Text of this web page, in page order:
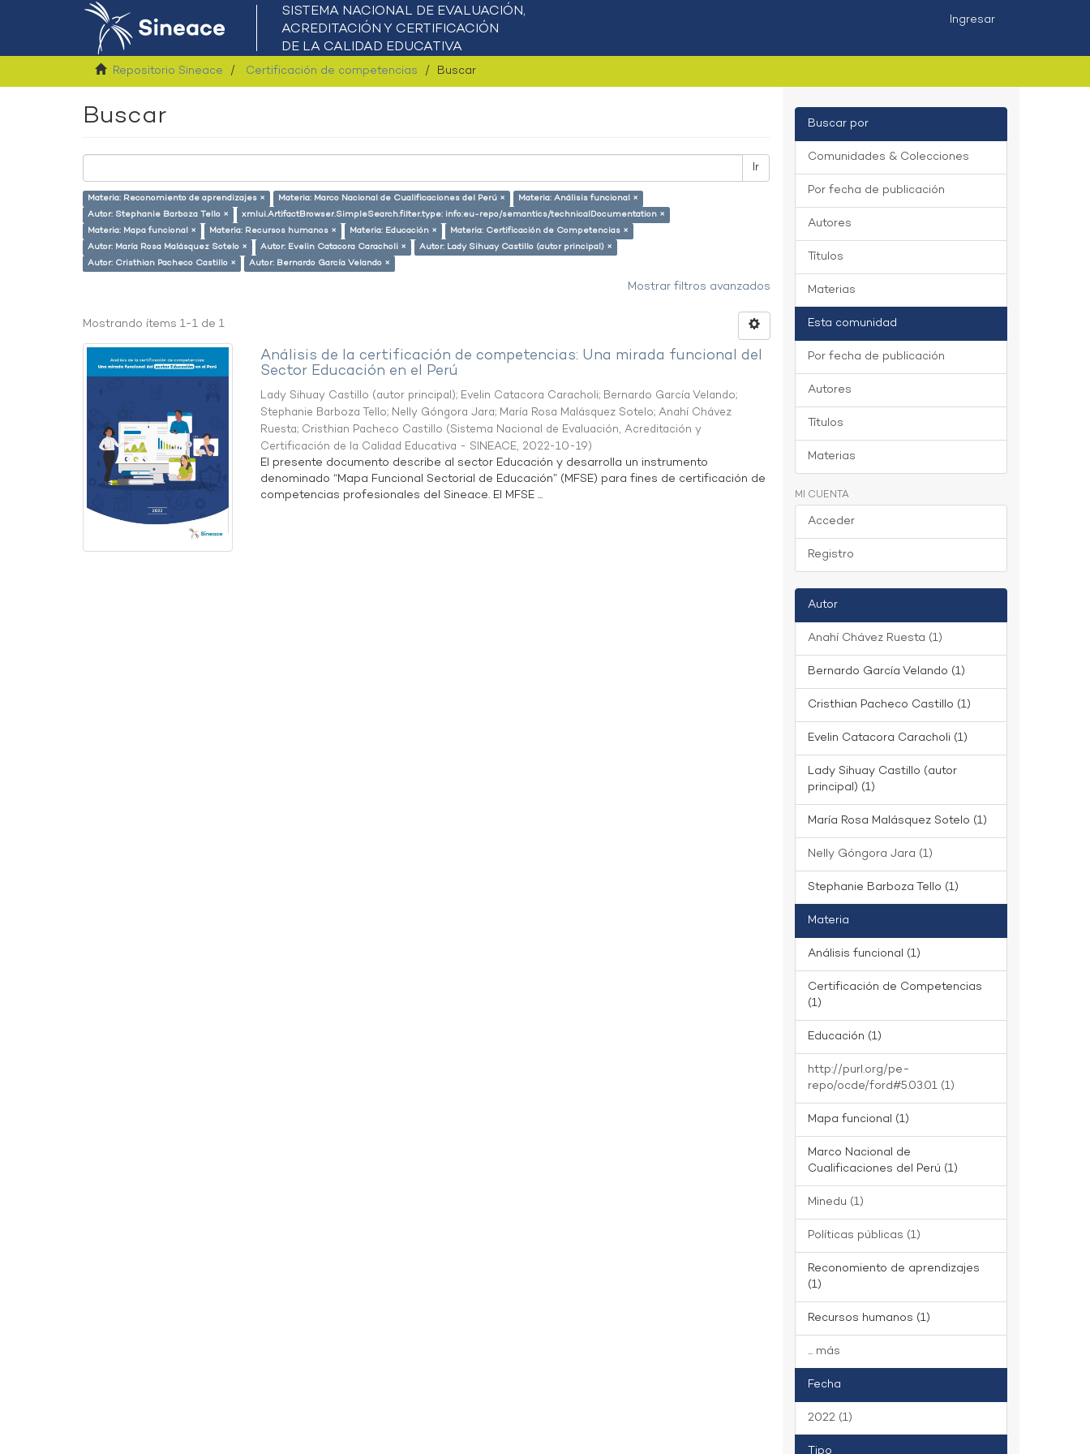
Ingresar
Repositorio Sineace Certificación de competencias Buscar
Buscar
Ir
Materia: Reconomiento de aprendizajes × Materia: Marco Nacional de Cualificaciones del Perú ×
Materia: Análisis funcional ×
Autor: Stephanie Barboza Tello ×
xmlui.ArtifactBrowser.SimpleSearch.filter.type: info:eu-repo/semantics/technicalDocumentation ×
Materia: Mapa funcional ×
Materia: Recursos humanos × Materia: Educación ×
Materia: Certificación de Competencias ×
Autor: María Rosa Malásquez Sotelo ×
Autor: Evelin Catacora Caracholi ×
Autor: Lady Sihuay Castillo (autor principal) ×
Autor: Cristhian Pacheco Castillo ×
Autor: Bernardo García Velando ×
Mostrar filtros avanzados
Mostrando ítems 1-1 de 1
Análisis de la certificación de competencias: Una mirada funcional del
Sector Educación en el Perú
Lady Sihuay Castillo (autor principal); Evelin Catacora Caracholi; Bernardo García Velando;
Stephanie Barboza Tello; Nelly Góngora Jara; María Rosa Malásquez Sotelo;Anahí Chávez
Ruesta; Cristhian Pacheco Castillo (Sistema Nacional de Evaluación, Acreditación y
Certificación de la Calidad Educativa - SINEACE, 2022-10-19)
El presente documento describe al sector Educación y desarrolla un instrumento
denominado “Mapa Funcional Sectorial de Educación” (MFSE) para fines de certificación de
competencias profesionales del Sineace. El MFSE ...
Buscar por
Comunidades & Colecciones
Por fecha de publicación
Autores
Títulos
Materias
Esta comunidad
Por fecha de publicación
Autores
Títulos
Materias
MI CUENTA
Acceder
Registro
Autor
Anahí Chávez Ruesta (1)
Bernardo García Velando (1)
Cristhian Pacheco Castillo (1)
Evelin Catacora Caracholi (1)
Lady Sihuay Castillo (autor
principal) (1)
María Rosa Malásquez Sotelo (1)
Nelly Góngora Jara (1)
Stephanie Barboza Tello (1)
Materia
Análisis funcional (1)
Certificación de Competencias
(1)
Educación (1)
http://purl.org/pe-
repo/ocde/ford#5.03.01 (1)
Mapa funcional (1)
Marco Nacional de
Cualificaciones del Perú (1)
Minedu (1)
Políticas públicas (1)
Reconomiento de aprendizajes
(1)
Recursos humanos (1)
... más
Fecha
2022 (1)